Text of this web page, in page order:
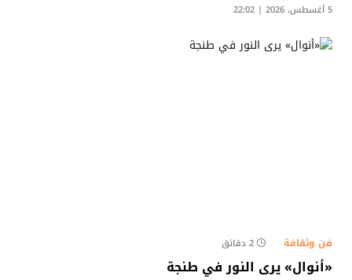
5 أغسطس، 2026 | 22:02
فن وثقافة 2 دقائق
«أنوال» يرى النور في طنجة